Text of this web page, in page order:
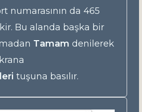
numarasının da 465
Bu alanda başka bir
Tamam denilerek
tuşuna basılır.